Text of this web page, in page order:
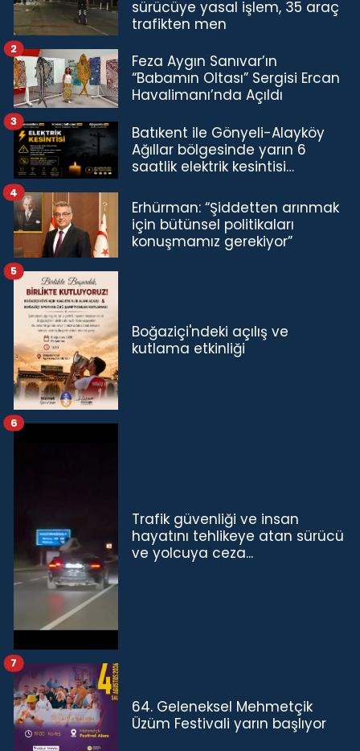
sürücüye yasal işlem, 35 araç
trafikten men
Feza Aygın Sanıvar’ın
“Babamın Oltası” Sergisi Ercan
Havalimanı’nda Açıldı
2
Batıkent ile Gönyeli-Alayköy
Ağıllar bölgesinde yarın 6
saatlik elektrik kesintisi…
3
Erhürman: “Şiddetten arınmak
için bütünsel politikaları
konuşmamız gerekiyor”
4
Boğaziçi'ndeki açılış ve
kutlama etkinliği
5
Trafik güvenliği ve insan
hayatını tehlikeye atan sürücü
ve yolcuya ceza...
6
64. Geleneksel Mehmetçik
Üzüm Festivali yarın başlıyor
7